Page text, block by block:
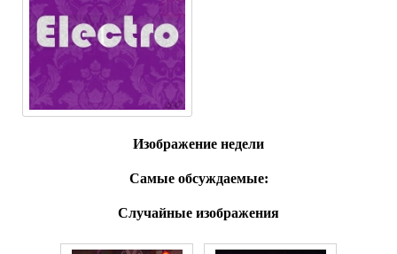
Изображение недели
Самые обсуждаемые:
Случайные изображения